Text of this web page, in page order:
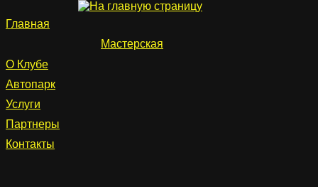
Главная
Мастерская
О Клубе
Автопарк
Услуги
Партнеры
Контакты